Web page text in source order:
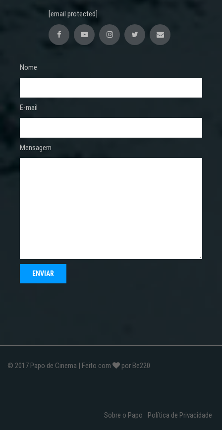
[email protected]
Nome
E-mail
Mensagem
© 2017 Papo de Cinema | Feito com por Be220
Sobre o Papo Política de Privacidade